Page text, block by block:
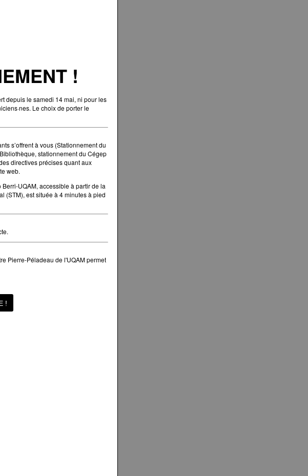
!
depuis le samedi 14 mai, ni pour les
Le choix de porter le
s’offrent à vous (Stationnement du
stationnement du Cégep
directives précises quant aux
web.
UQAM, accessible à partir de la
(STM), est située à 4 minutes à pied
Pierre-Péladeau de l'UQAM permet
!